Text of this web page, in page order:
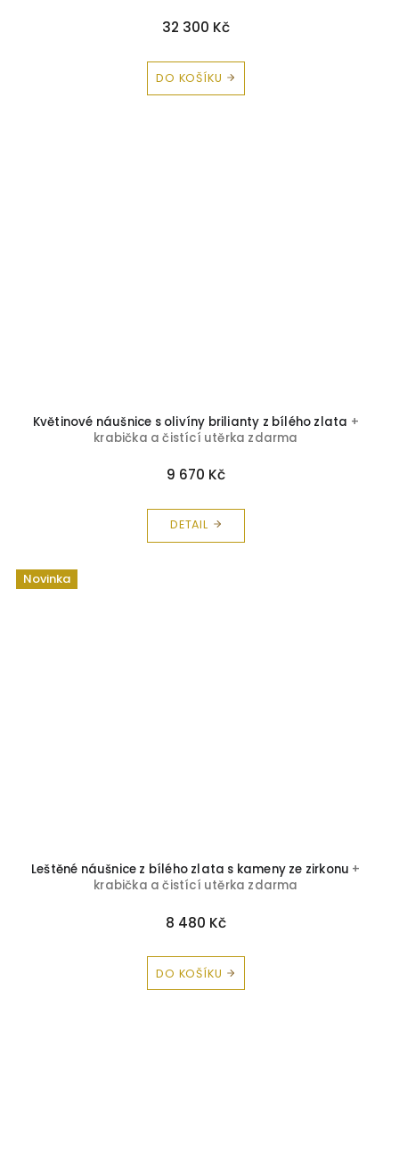
32 300 Kč
DO KOŠÍKU
Květinové náušnice s olivíny brilianty z bílého zlata +
krabička a čistící utěrka zdarma
9 670 Kč
DETAIL
Novinka
Leštěné náušnice z bílého zlata s kameny ze zirkonu +
krabička a čistící utěrka zdarma
8 480 Kč
DO KOŠÍKU